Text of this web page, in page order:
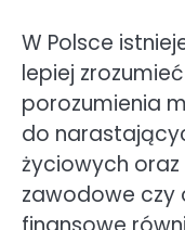
W Polsce
lepiej
porozumienia
do
życiowych
zawodowe czy